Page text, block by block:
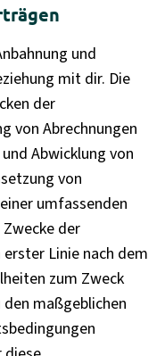
und
mit dir. Die
der
von Abrechnungen
Abwicklung von
von
umfassenden
der
Linie nach dem
zum Zweck
maßgeblichen